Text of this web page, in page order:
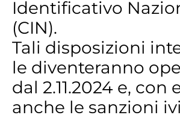
Identificativo
(CIN).
Tali disposizioni
le diventeranno
dal 2.11.2024 e, con
anche le sanzioni